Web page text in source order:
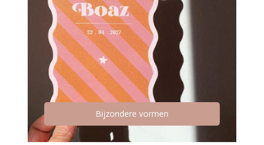
Bijzondere vormen